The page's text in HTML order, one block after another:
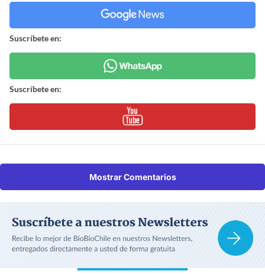
Suscríbete en:
Suscríbete en:
Mostrar Comentarios